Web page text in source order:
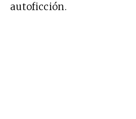
autoficción.